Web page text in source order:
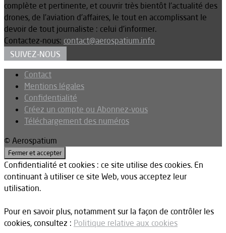
complète et pertinente, et couvrir très bientôt l’actualité des
drones, de l’aviation d’affaires, le tout en accomplissant le
devoir de tout journaliste : celui d’informer.
Contactez-nous: contact@aerospatium.info
SUIVEZ-NOUS
Contact
Mentions légales
Confidentialité
Créez un compte ou Abonnez-vous
Téléchargement des numéros
© Aerospatium
Confidentialité et cookies : ce site utilise des cookies. En
continuant à utiliser ce site Web, vous acceptez leur
utilisation.
Pour en savoir plus, notamment sur la façon de contrôler les
cookies, consultez : Politique relative aux cookies